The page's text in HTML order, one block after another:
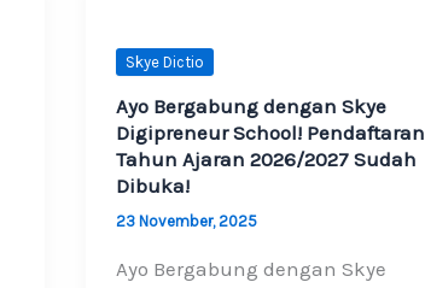
Skye Dictio
Ayo Bergabung dengan Skye
Digipreneur School! Pendaftaran
Tahun Ajaran 2026/2027 Sudah
Dibuka!
23 November, 2025
Ayo Bergabung dengan Skye